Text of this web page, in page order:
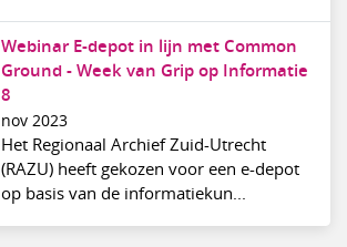
Webinar E-depot in lijn met Common
Ground - Week van Grip op Informatie
8
nov 2023
Het Regionaal Archief Zuid-Utrecht
(RAZU) heeft gekozen voor een e-depot
op basis van de informatiekun...